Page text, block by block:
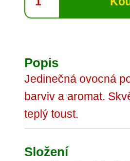
Popis
Jedinečná ovocná
barviv a aromat.
teplý toust.
Složení